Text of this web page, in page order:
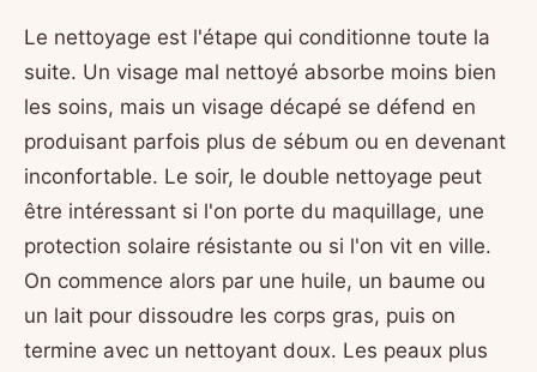
Le nettoyage est l'étape qui conditionne toute la
suite. Un visage mal nettoyé absorbe moins bien
les soins, mais un visage décapé se défend en
produisant parfois plus de sébum ou en devenant
inconfortable. Le soir, le double nettoyage peut
être intéressant si l'on porte du maquillage, une
protection solaire résistante ou si l'on vit en ville.
On commence alors par une huile, un baume ou
un lait pour dissoudre les corps gras, puis on
termine avec un nettoyant doux. Les peaux plus